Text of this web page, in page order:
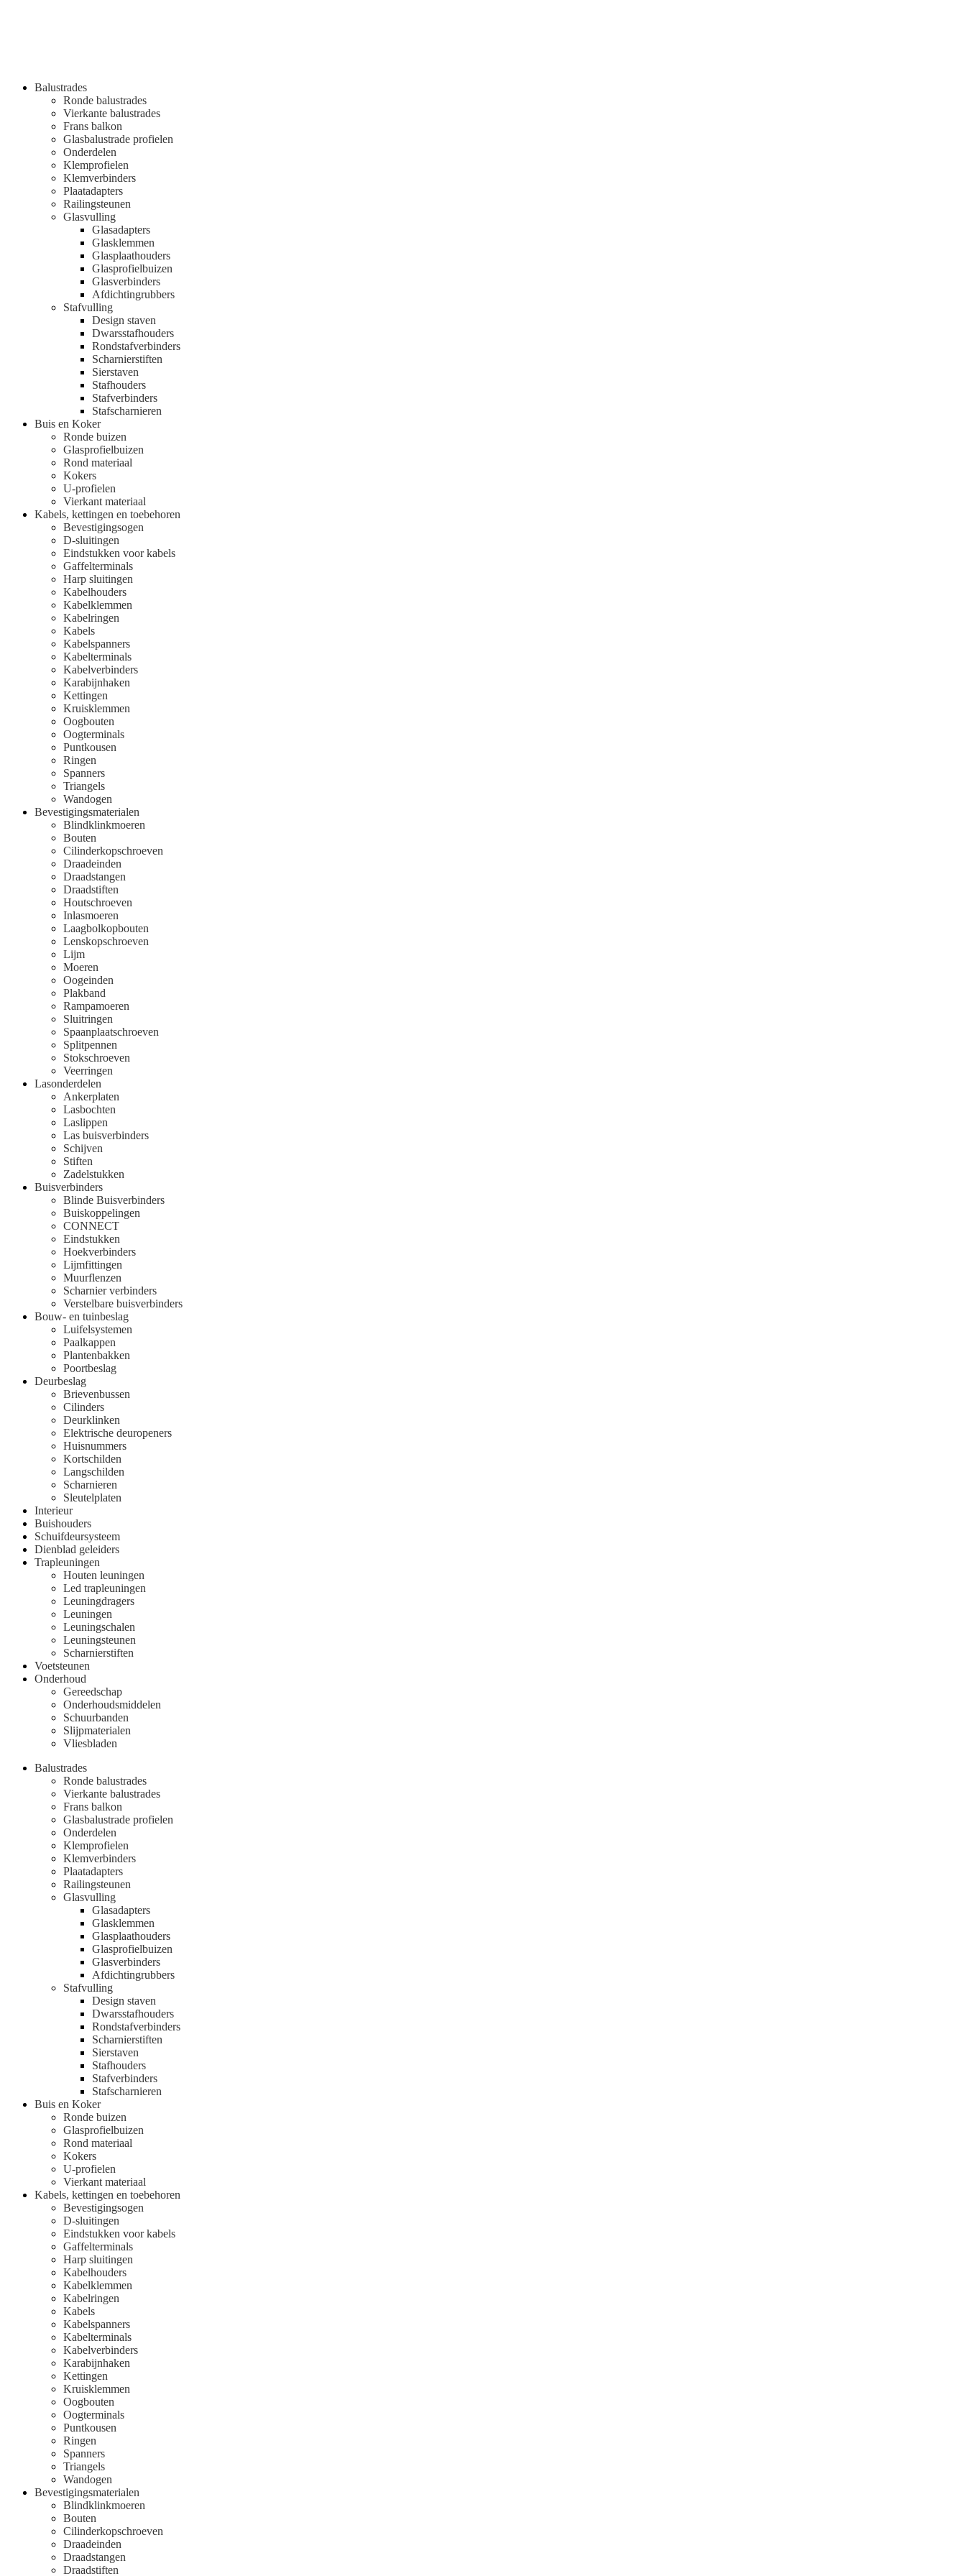
Balustrades
Ronde balustrades
Vierkante balustrades
Frans balkon
Glasbalustrade profielen
Onderdelen
Klemprofielen
Klemverbinders
Plaatadapters
Railingsteunen
Glasvulling
Glasadapters
Glasklemmen
Glasplaathouders
Glasprofielbuizen
Glasverbinders
Afdichtingrubbers
Stafvulling
Design staven
Dwarsstafhouders
Rondstafverbinders
Scharnierstiften
Sierstaven
Stafhouders
Stafverbinders
Stafscharnieren
Buis en Koker
Ronde buizen
Glasprofielbuizen
Rond materiaal
Kokers
U-profielen
Vierkant materiaal
Kabels, kettingen en toebehoren
Bevestigingsogen
D-sluitingen
Eindstukken voor kabels
Gaffelterminals
Harp sluitingen
Kabelhouders
Kabelklemmen
Kabelringen
Kabels
Kabelspanners
Kabelterminals
Kabelverbinders
Karabijnhaken
Kettingen
Kruisklemmen
Oogbouten
Oogterminals
Puntkousen
Ringen
Spanners
Triangels
Wandogen
Bevestigingsmaterialen
Blindklinkmoeren
Bouten
Cilinderkopschroeven
Draadeinden
Draadstangen
Draadstiften
Houtschroeven
Inlasmoeren
Laagbolkopbouten
Lenskopschroeven
Lijm
Moeren
Oogeinden
Plakband
Rampamoeren
Sluitringen
Spaanplaatschroeven
Splitpennen
Stokschroeven
Veerringen
Lasonderdelen
Ankerplaten
Lasbochten
Laslippen
Las buisverbinders
Schijven
Stiften
Zadelstukken
Buisverbinders
Blinde Buisverbinders
Buiskoppelingen
CONNECT
Eindstukken
Hoekverbinders
Lijmfittingen
Muurflenzen
Scharnier verbinders
Verstelbare buisverbinders
Bouw- en tuinbeslag
Luifelsystemen
Paalkappen
Plantenbakken
Poortbeslag
Deurbeslag
Brievenbussen
Cilinders
Deurklinken
Elektrische deuropeners
Huisnummers
Kortschilden
Langschilden
Scharnieren
Sleutelplaten
Interieur
Buishouders
Schuifdeursysteem
Dienblad geleiders
Trapleuningen
Houten leuningen
Led trapleuningen
Leuningdragers
Leuningen
Leuningschalen
Leuningsteunen
Scharnierstiften
Voetsteunen
Onderhoud
Gereedschap
Onderhoudsmiddelen
Schuurbanden
Slijpmaterialen
Vliesbladen
Balustrades
Ronde balustrades
Vierkante balustrades
Frans balkon
Glasbalustrade profielen
Onderdelen
Klemprofielen
Klemverbinders
Plaatadapters
Railingsteunen
Glasvulling
Glasadapters
Glasklemmen
Glasplaathouders
Glasprofielbuizen
Glasverbinders
Afdichtingrubbers
Stafvulling
Design staven
Dwarsstafhouders
Rondstafverbinders
Scharnierstiften
Sierstaven
Stafhouders
Stafverbinders
Stafscharnieren
Buis en Koker
Ronde buizen
Glasprofielbuizen
Rond materiaal
Kokers
U-profielen
Vierkant materiaal
Kabels, kettingen en toebehoren
Bevestigingsogen
D-sluitingen
Eindstukken voor kabels
Gaffelterminals
Harp sluitingen
Kabelhouders
Kabelklemmen
Kabelringen
Kabels
Kabelspanners
Kabelterminals
Kabelverbinders
Karabijnhaken
Kettingen
Kruisklemmen
Oogbouten
Oogterminals
Puntkousen
Ringen
Spanners
Triangels
Wandogen
Bevestigingsmaterialen
Blindklinkmoeren
Bouten
Cilinderkopschroeven
Draadeinden
Draadstangen
Draadstiften